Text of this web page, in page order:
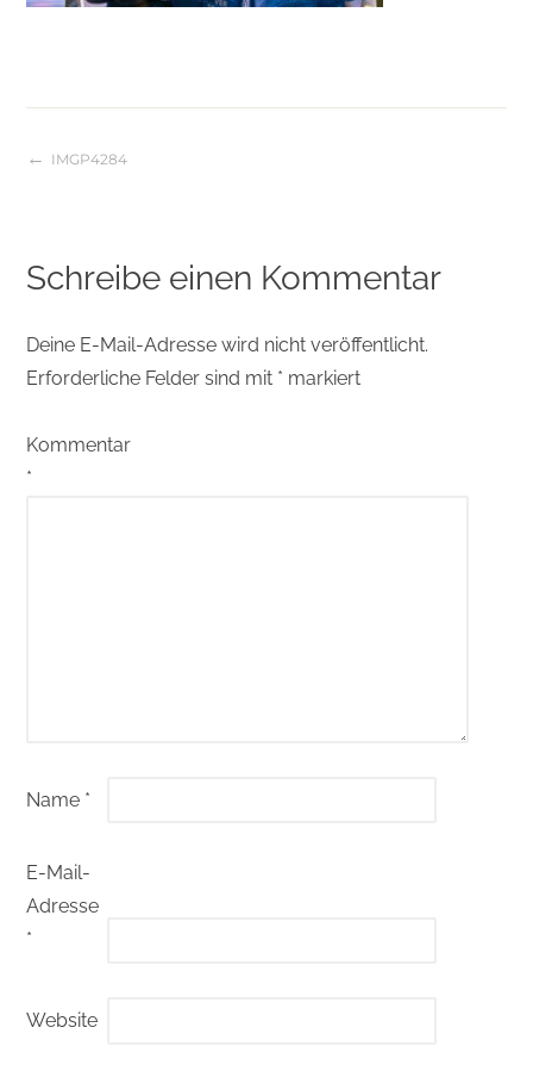
Beitragsnavigation
IMGP4284
Schreibe einen Kommentar
Deine E-Mail-Adresse wird nicht veröffentlicht.
Erforderliche Felder sind mit * markiert
Kommentar
*
Name *
E-Mail-
Adresse
*
Website